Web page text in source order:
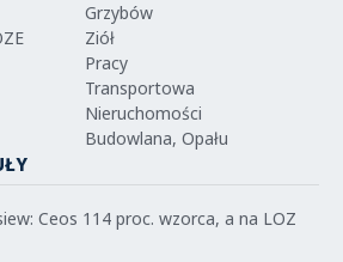
Grzybów
Ziół
Pracy
Transportowa
Nieruchomości
Budowlana, Opału
Ceos 114 proc. wzorca, a na LOZ